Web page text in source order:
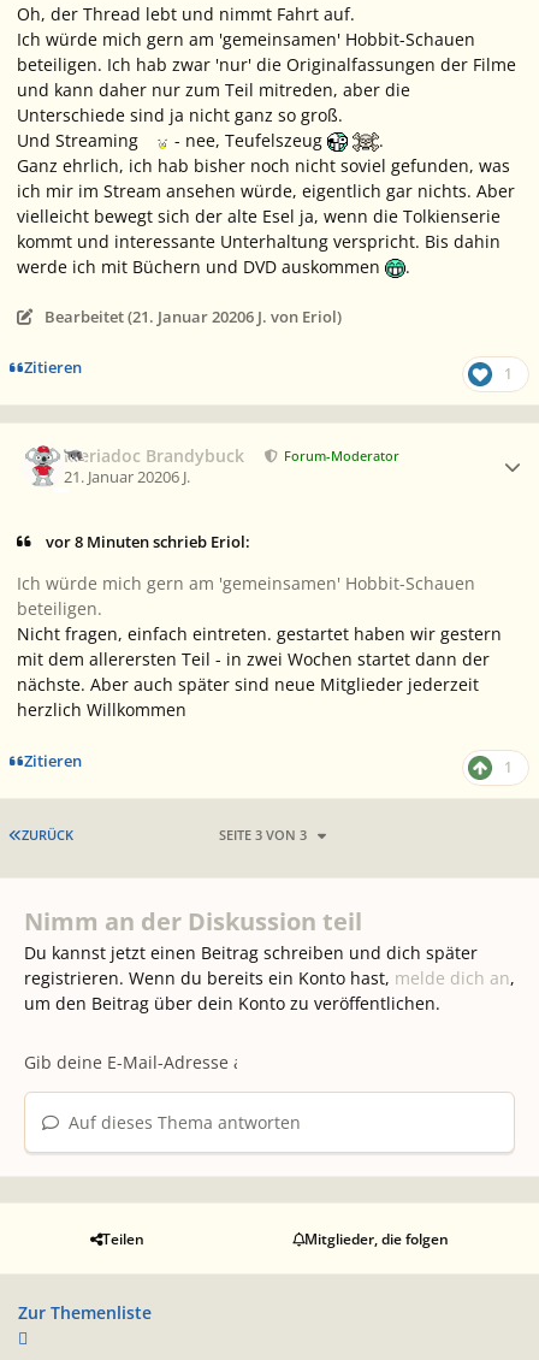
Oh, der Thread lebt und nimmt Fahrt auf.
Ich würde mich gern am 'gemeinsamen' Hobbit-Schauen
beteiligen. Ich hab zwar 'nur' die Originalfassungen der Filme
und kann daher nur zum Teil mitreden, aber die
Unterschiede sind ja nicht ganz so groß.
Und Streaming
- nee, Teufelszeug
.
Ganz ehrlich, ich hab bisher noch nicht soviel gefunden, was
ich mir im Stream ansehen würde, eigentlich gar nichts. Aber
vielleicht bewegt sich der alte Esel ja, wenn die Tolkienserie
kommt und interessante Unterhaltung verspricht. Bis dahin
werde ich mit Büchern und DVD auskommen
.
Bearbeitet (21. Januar 20206 J. von Eriol)
Zitieren 1
Meriadoc Brandybuck Forum-Moderator
21. Januar 20206 J.
vor 8 Minuten schrieb Eriol:
Ich würde mich gern am 'gemeinsamen' Hobbit-Schauen
beteiligen.
Nicht fragen, einfach eintreten. gestartet haben wir gestern
mit dem allerersten Teil - in zwei Wochen startet dann der
nächste. Aber auch später sind neue Mitglieder jederzeit
herzlich Willkommen
Zitieren 1
ERSTE SEITE
ZURÜCK SEITE 3 VON 3
Nimm an der Diskussion teil
Du kannst jetzt einen Beitrag schreiben und dich später
registrieren. Wenn du bereits ein Konto hast, melde dich an,
um den Beitrag über dein Konto zu veröffentlichen.
Auf dieses Thema antworten
Teilen Mitglieder, die folgen
Zur Themenliste